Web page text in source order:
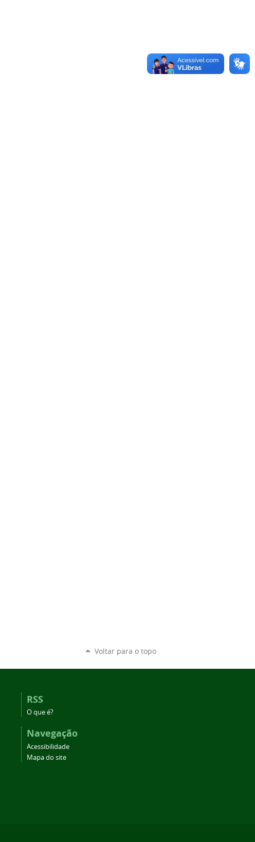
Voltar para o topo
RSS
O que é?
Navegação
Acessibilidade
Mapa do site